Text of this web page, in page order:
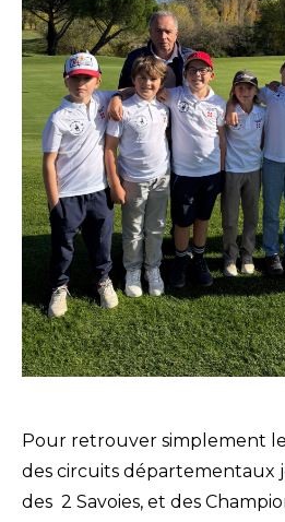
Pour retrouver simplement
des circuits départementaux
des 2 Savoies, et des